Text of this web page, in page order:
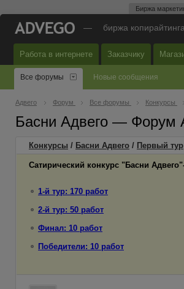
Биржа
— биржа
Работа в интернете Заказчику
Все форумы Новые сообщения
Адвего Форум Все форумы Конкурсы
Басни Адвего — Форум
Конкурсы / Басни Адвего / Первый тур
Сатирический конкурс "Басни
1-й тур: 170 работ
2-й тур: 50 работ
Финал: 10 работ
Победители: 10 работ